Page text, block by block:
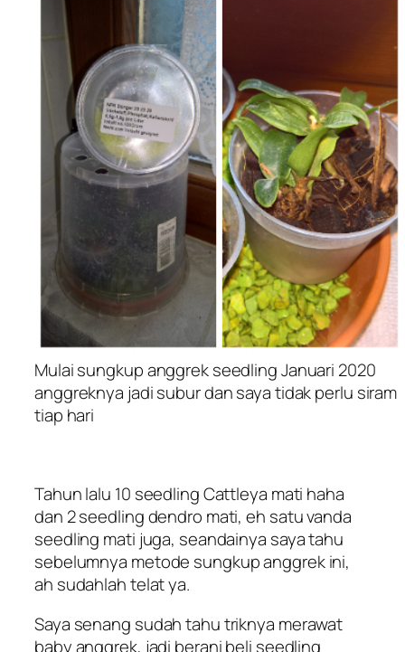
Mulai sungkup anggrek seedling Januari 2020
anggreknya jadi subur dan saya tidak perlu siram
tiap hari
Tahun lalu 10 seedling Cattleya mati haha
dan 2 seedling dendro mati, eh satu vanda
seedling mati juga, seandainya saya tahu
sebelumnya metode sungkup anggrek ini,
ah sudahlah telat ya.
Saya senang sudah tahu triknya merawat
baby anggrek, jadi berani beli seedling